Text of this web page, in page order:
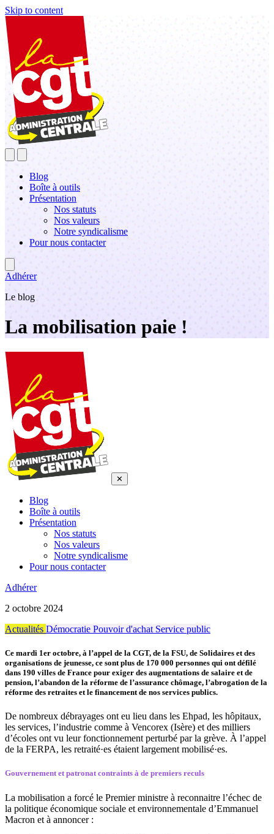
Skip to content
Blog
Boîte à outils
Présentation
Nos statuts
Nos valeurs
Notre syndicalisme
Pour nous contacter
Adhérer
Le blog
La mobilisation paie !
✕
Blog
Boîte à outils
Présentation
Nos statuts
Nos valeurs
Notre syndicalisme
Pour nous contacter
Adhérer
2 octobre 2024
Actualités Démocratie Pouvoir d'achat Service public
Ce mardi 1er octobre, à l’appel de la CGT, de la FSU, de Solidaires et des
organisations de jeunesse, ce sont plus de 170 000 personnes qui ont défilé
dans 190 villes de France pour exiger des augmentations de salaire et de
pension, l’abandon de la réforme de l’assurance chômage, l’abrogation de la
réforme des retraites et le financement de nos services publics.
De nombreux débrayages ont eu lieu dans les Ehpad, les hôpitaux,
les services, l’industrie comme à Vencorex (Isère) et des milliers
d’écoles ont vu leur fonctionnement perturbé par la grève. À l’appel
de la FERPA, les retraité·es étaient largement mobilisé·es.
Gouvernement et patronat contraints à de premiers reculs
La mobilisation a forcé le Premier ministre à reconnaitre l’échec de
la politique économique sociale et environnementale d’Emmanuel
Macron et à annoncer :